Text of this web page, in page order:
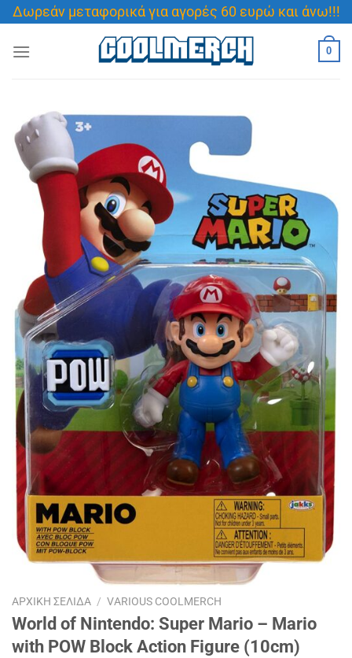
Μετάβαση
στο
περιεχόμενο
Δωρεάν μεταφορικά για αγορές 60 ευρώ και άνω!!!
0
ΑΡΧΙΚΉ ΣΕΛΊΔΑ / VARIOUS COOLMERCH
World of Nintendo: Super Mario – Mario
with POW Block Action Figure (10cm)